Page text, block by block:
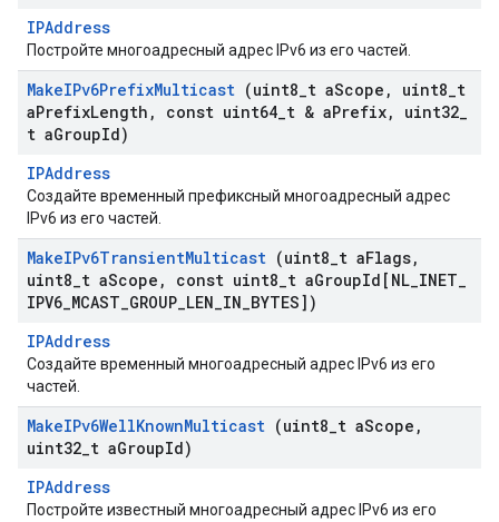
IPAddress
Постройте многоадресный адрес IPv6 из его частей.
MakeIPv6PrefixMulticast (uint8 t aScope , uint8 t
aPrefixLength , const uint64 t & aPrefix, uint32
t aGroupId)
IPAddress
Создайте временный префиксный многоадресный адрес
IPv6 из его частей.
MakeIPv6TransientMulticast (uint8 t aFlags,
uint8 t aScope , const uint8 t aGroupId[NL INET
IPV6 MCAST GROUP LEN IN BYTES])
IPAddress
Создайте временный многоадресный адрес IPv6 из его
частей.
MakeIPv6WellKnownMulticast (uint8 t aScope ,
uint32 t aGroupId)
IPAddress
Постройте известный многоадресный адрес IPv6 из его